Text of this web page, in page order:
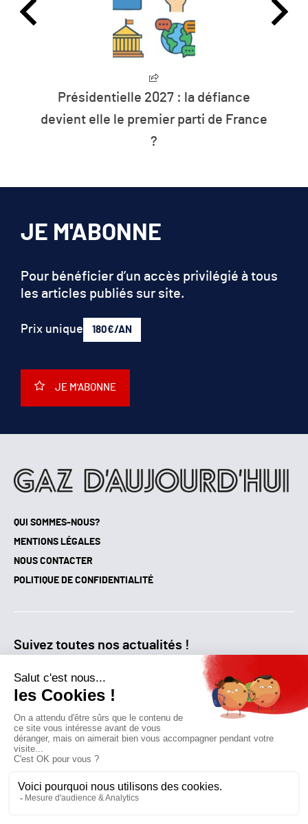
L’humanité vit désormais à crédit sur
les ressources de la planète
QUI SOMMES-NOUS?
MENTIONS LÉGALES
NOUS CONTACTER
POLITIQUE DE CONFIDENTIALITÉ
Suivez toutes nos actualités !
NEWSLETTER
Qui sommes-nous?
Contactez-nous
JE M'ABONNE
Pour bénéficier d’un accès privilégié à tous
les articles publiés sur site.
Prix unique 180€/AN
JE M'ABONNE